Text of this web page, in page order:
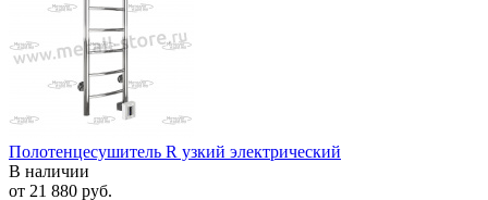
Полотенцесушитель R узкий электрический
В наличии
от 21 880 руб.